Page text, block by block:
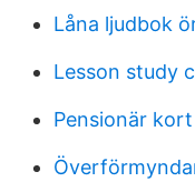
Låna ljudbok
Lesson study
Pensionär